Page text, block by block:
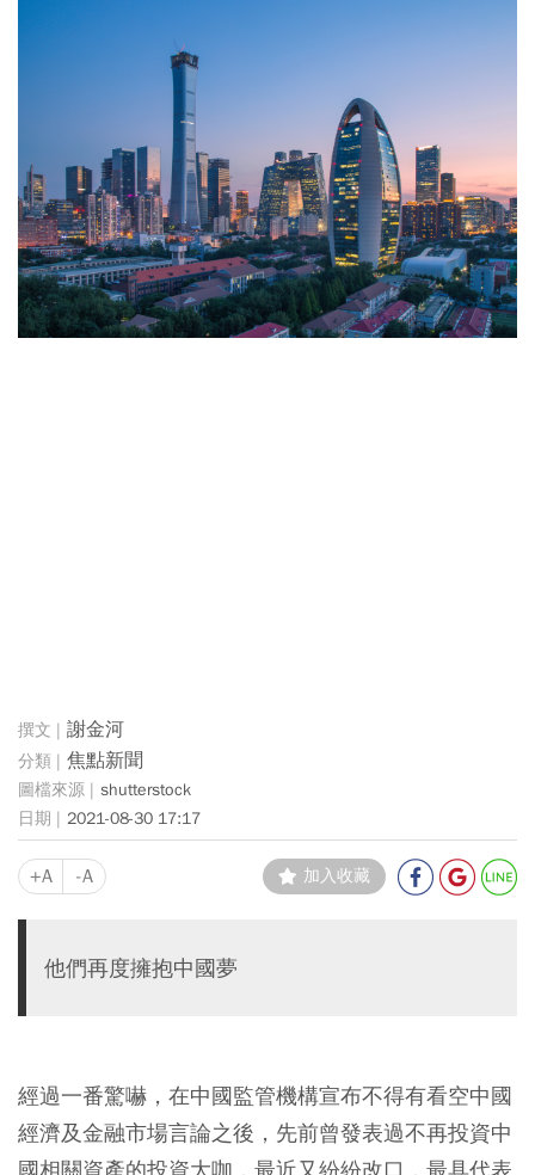
謝金河
焦點新聞
shutterstock
2021-08-30 17:17
+A -A 加入收藏
他們再度擁抱中國夢
經過一番驚嚇，在中國監管機構宣布不得有看空中國
經濟及金融市場言論之後，先前曾發表過不再投資中
國相關資產的投資大咖，最近又紛紛改口，最具代表